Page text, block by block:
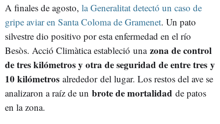
A finales de agosto, la Generalitat detectó un caso de
gripe aviar en Santa Coloma de Gramenet. Un pato
silvestre dio positivo por esta enfermedad en el río
Besòs. Acció Climàtica estableció una zona de control
de tres kilómetros y otra de seguridad de entre tres y
10 kilómetros alrededor del lugar. Los restos del ave se
analizaron a raíz de un brote de mortalidad de patos
en la zona.